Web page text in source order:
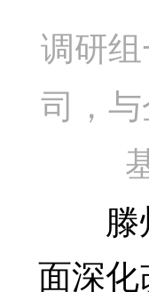
调研
司，
滕州
面深